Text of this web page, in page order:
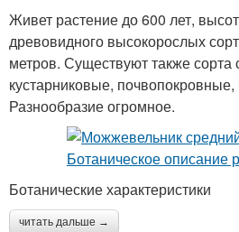
Живет растение до 600 лет,
древовидного высокорослых
метров. Существуют также сорта
кустарниковые,
Разнообразие огромное.
Ботанические характеристики
читать дальше →